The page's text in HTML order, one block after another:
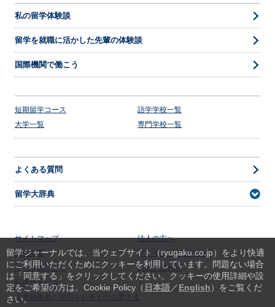
留学ジャーナルでは、当ウェブサイト（ryugaku.co.jp）をより快適
にご利用いただくためにクッキーを利用しています。
問題ない場合
は「同意する」をクリックしてください。クッキーの使用詳細や設
定をご希望の方は、Cookie Policy（ 日本語／English）をご覧くだ
さい。
私の留学体験談
留学を就職に活かした先輩の体験談
国際機関で働こう
短期留学コース
語学学校一覧
大学一覧
専門学校一覧
よくある質問
留学大辞典
サイトマップ
法人の方へ
会社概要
プライバシーポリシー
サイトポリシー
お問い合わせ
転職サービス
留学経験者の採用をお考えの企業さま